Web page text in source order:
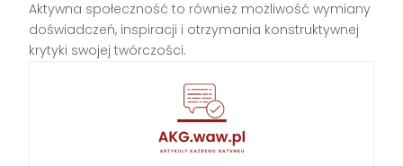
Aktywna społeczność to również możliwość wymiany
doświadczeń, inspiracji i otrzymania konstruktywnej
krytyki swojej twórczości.